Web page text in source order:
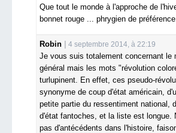
Que tout le monde à l'approche de
bonnet rouge ... phrygien de
Robin
4 septembre 2014, à 22:19
Je vous suis totalement concernant le
général mais les mots "révolution
turlupinent. En effet, ces pseudo-
synonyme de coup d'état américain,
petite partie du ressentiment national,
d'état fantoches, et la liste est longue.
pas d'antécédents dans l'histoire,